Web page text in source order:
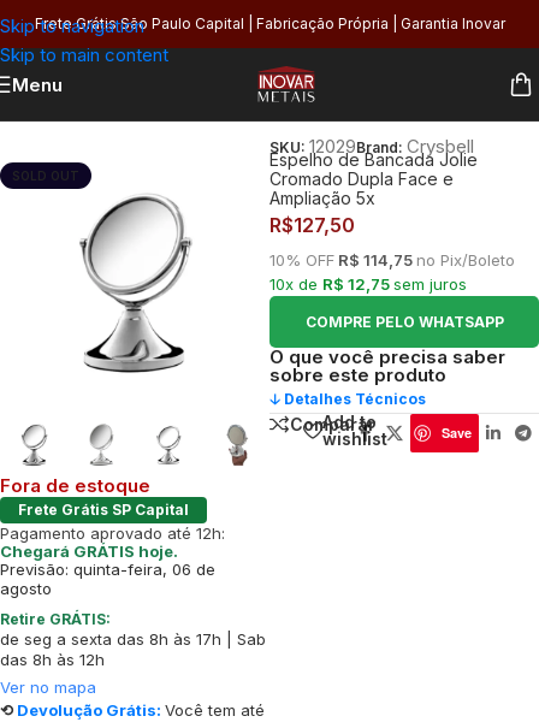
Skip to navigation
Skip to main content
Frete Grátis São Paulo Capital | Fabricação Própria | Garantia Inovar
Menu
SOLD OUT
Fora de estoque
Frete Grátis SP Capital
Pagamento aprovado até 12h:
Chegará GRÁTIS hoje.
Previsão: quinta-feira, 06 de
agosto
Retire GRÁTIS:
de seg a sexta das 8h às 17h | Sab
das 8h às 12h
Ver no mapa
⟲ Devolução Grátis: Você tem até
SKU: 12029Brand: Crysbell
Espelho de Bancada Jolie
Cromado Dupla Face e
Ampliação 5x
R$127,50
10% OFF R$ 114,75 no Pix/Boleto
10x de R$ 12,75sem juros
COMPRE PELO WHATSAPP
O que você precisa saber
sobre este produto
🡣 Detalhes Técnicos
Comparar
Add to
wishlist
Save